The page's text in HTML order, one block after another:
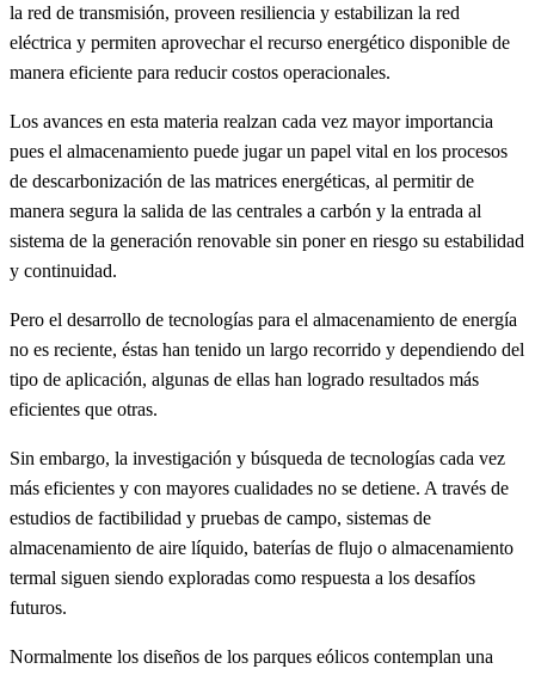
la red de transmisión, proveen resiliencia y estabilizan la red
eléctrica y permiten aprovechar el recurso energético disponible de
manera eficiente para reducir costos operacionales.
Los avances en esta materia realzan cada vez mayor importancia
pues el almacenamiento puede jugar un papel vital en los procesos
de descarbonización de las matrices energéticas, al permitir de
manera segura la salida de las centrales a carbón y la entrada al
sistema de la generación renovable sin poner en riesgo su estabilidad
y continuidad.
Pero el desarrollo de tecnologías para el almacenamiento de energía
no es reciente, éstas han tenido un largo recorrido y dependiendo del
tipo de aplicación, algunas de ellas han logrado resultados más
eficientes que otras.
Sin embargo, la investigación y búsqueda de tecnologías cada vez
más eficientes y con mayores cualidades no se detiene. A través de
estudios de factibilidad y pruebas de campo, sistemas de
almacenamiento de aire líquido, baterías de flujo o almacenamiento
termal siguen siendo exploradas como respuesta a los desafíos
futuros.
Normalmente los diseños de los parques eólicos contemplan una